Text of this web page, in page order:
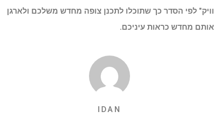
וויק" לפי הסדר כך שתוכלו לתכנן צופה מחדש משלכם ולארגן
אותם מחדש כראות עיניכם.
IDAN